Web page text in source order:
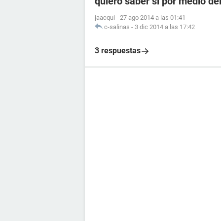
jaacqui - 27 ago 2014 a las 01:41
c-salinas - 3 dic 2014 a las 17:42
3 respuestas